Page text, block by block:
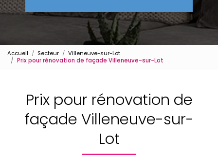
Accueil Secteur
Villeneuve-sur-Lot
Prix pour rénovation de façade Villeneuve-sur-Lot
Prix pour rénovation de
façade Villeneuve-sur-
Lot